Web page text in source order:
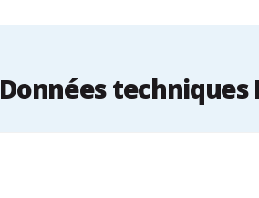
Données techniques